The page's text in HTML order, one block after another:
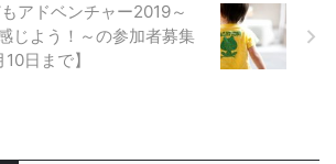
アドベンチャー2019～
じよう！～の参加者募集
日まで】